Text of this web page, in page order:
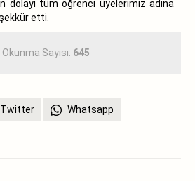
dolayı tüm öğrenci üyelerimiz adına
etti.
Okunma Sayısı: 645
Twitter Whatsapp